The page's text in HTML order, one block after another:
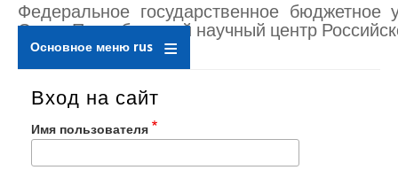
Федеральное государственное бюджетное
Санкт-Петербургский научный центр
Основное меню rus
Вход на сайт
Имя пользователя